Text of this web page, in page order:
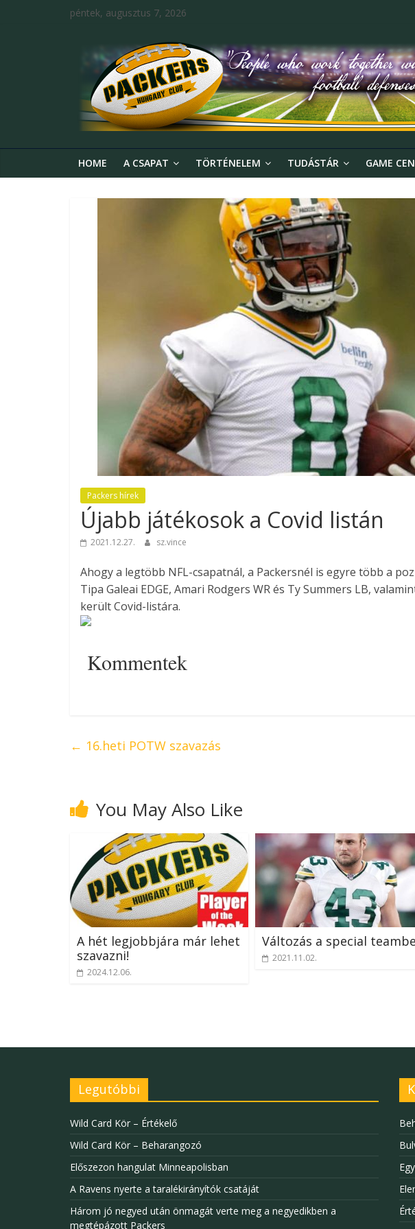
péntek, augusztus 7, 2026
HOME A CSAPAT TÖRTÉNELEM TUDÁSTÁR GAME
Packers hírek
Újabb játékosok a Covid listán
2021.12.27. sz.vince
Ahogy a legtöbb NFL-csapatnál, a Packersnél is egyre több a
Tipa Galeai EDGE, Amari Rodgers WR és Ty Summers LB,
került Covid-listára.
Kommentek
← 16.heti POTW szavazás
You May Also Like
A hét legjobbjára már lehet
szavazni!
2024.12.06.
Változás a special
2021.11.02.
Legutóbbi
Wild Card Kör – Értékelő
Wild Card Kör – Beharangozó
Előszezon hangulat Minneapolisban
A Ravens nyerte a taralékirányítók csatáját
Három jó negyed után önmagát verte meg a negyedikben a
megtépázott Packers